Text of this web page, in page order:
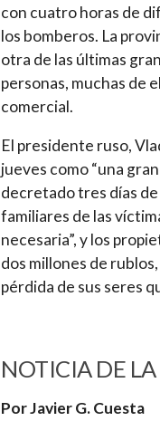
con cuatro horas de
los bomberos. La
otra de las últimas
personas, muchas de
comercial.
El presidente ruso,
jueves como “una
decretado tres días
familiares de las
necesaria”, y los
dos millones de
pérdida de sus seres
NOTICIA DE
Por Javier G. Cuesta